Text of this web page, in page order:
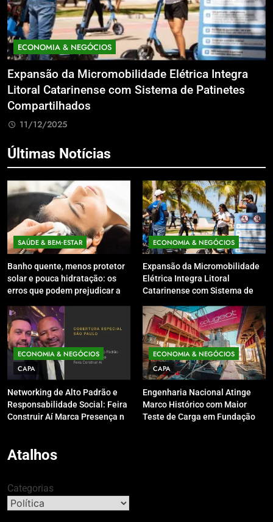
ECONOMIA & NEGÓCIOS
Expansão da Micromobilidade Elétrica Integra
Litoral Catarinense com Sistema de Patinetes
Compartilhados
11/12/2025
Últimas Notícias
SAÚDE & BEM‑ESTAR
Banho quente, menos protetor
solar e pouca hidratação: os
erros que podem prejudicar a
inverno
ECONOMIA & NEGÓCIOS
Expansão da Micromobilidade
Elétrica Integra Litoral
Catarinense com Sistema de
ECONOMIA & NEGÓCIOS
CAPA
Networking de Alto Padrão e
Responsabilidade Social: Feira
Construir Aí Marca Presença no
ECONOMIA & NEGÓCIOS
CAPA
Engenharia Nacional Atinge
Marco Histórico com Maior
Teste de Carga em Fundação
Atalhos
Categorias